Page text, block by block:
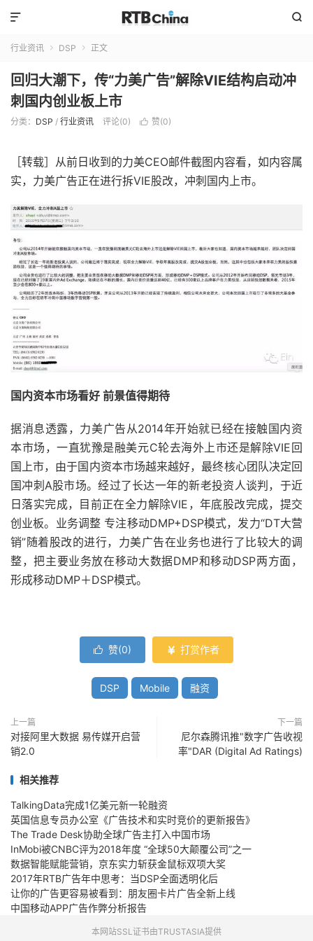


行业资讯  DSP  正文
回归大潮下，传“力美广告”解除VIE结构启动冲
刺国内创业板上市
分类： DSP / 行业资讯 评论(0)  赞(0)
［转载］从前日收到的力美CEO邮件截图内容看，如内容属
实，力美广告正在进行拆VIE股改，冲刺国内上市。
国内资本市场看好 前景值得期待
据消息透露，力美广告从2014年开始就已经在接触国内资
本市场，一直犹豫是融美元C轮去海外上市还是解除VIE回
国上市，由于国内资本市场越来越好，最终核心团队决定回
国冲刺A股市场。经过了长达一年的新老投资人谈判，于近
日落实完成，目前正在全力解除VIE，年底股改完成，提交
创业板。业务调整 专注移动DMP+DSP模式，发力“DT大营
销”随着股改的进行，力美广告在业务也进行了比较大的调
整，把主要业务放在移动大数据DMP和移动DSP两方面，
形成移动DMP＋DSP模式。
 赞(0)  打赏作者
DSP Mobile 融资
上一篇
对接阿里大数据 易传媒开启营
销2.0
下一篇
尼尔森腾讯推"数字广告收视
率"DAR (Digital Ad Ratings)
相关推荐
TalkingData完成1亿美元新一轮融资
英国信息专员办公室《广告技术和实时竞价的更新报告》
The Trade Desk协助全球广告主打入中国市场
InMobi被CNBC评为2018年度 “全球50大颠覆公司”之一
数据智能赋能营销，京东实力斩获金鼠标双项大奖
2017年RTB广告年中思考：当DSP全面透明化后
让你的广告更容易被看到：朋友圈卡片广告全新上线
中国移动APP广告作弊分析报告
本网站SSL证书由TRUSTASIA提供